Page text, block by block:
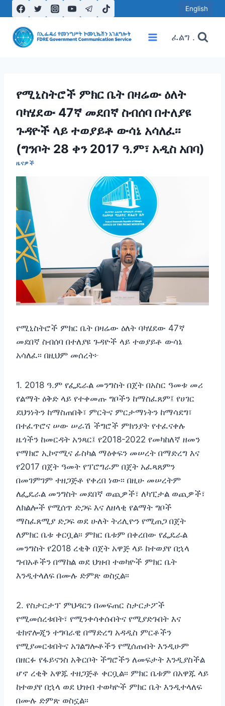
to
content
English
ፈልግ .
የሚኒስትሮች ምክር ቤት በዛሬው ዕለት
ባካሄደው 47ኛ መደበኛ ስብሰባ በተለያዩ
ጉዳዮች ላይ ተወያይቶ ውሳኔ አሳለፈ፡፡
(ግንቦት 28 ቀን 2017 ዓ.ም፣ አዲስ አበባ)
ዜናዎች
የሚኒስትሮች ምክር ቤት በዛሬው ዕለት ባካሄደው 47ኛ
መደበኛ ስብሰባ በተለያዩ ጉዳዮች ላይ ተወያይቶ ውሳኔ
አሳለፈ፡፡ በዚህም መሰረት፦
1. 2018 ዓ.ም የፌዴራል መንግስት በጀት በአስር ዓመቱ መሪ
የልማት ዕቅድ ላይ የተቀመጡ ግቦችን ከማስፈጸም፤ የሀገር
ደህንነትን ከማስጠበቅ፣ ምርትና ምርታማነትን ከማሳደግ፣
በተፈጥሮና ሠው ሠራሽ ችግሮች ምክንያት የተፈናቀሉ
ዜጎችን ከመርዳት አንጻር፤ የ2018-2022 የመካከለኛ ዘመን
የማክሮ ኢኮኖሚና ፊስካል ማዕቀፍን መሠረት በማድረግ እና
የ2017 በጀት ዓመት የፕሮግራም በጀት አፈጻጸምን
በመገምገም ተዘጋጅቶ የቀረበ ነው፡፡ በዚሁ መሠረትም
ለፌዴራል መንግስት መደበኛ ወጪዎች፣ ለካፒታል ወጪዎች፣
ለክልሎች የሚሰጥ ድጋፍ እና ለዘላቂ የልማት ግቦች
ማስፈጸሚያ ድጋፍ ወደ ሁለት ትሪሊዮን የሚጠጋ በጀት
ለምክር ቤቱ ቀርቧል፡፡ ምክር ቤቱም በቀረበው የፌዴራል
መንግስት የ2018 ረቂቅ በጀት አዋጅ ላይ ከተወያየ በኋላ
ግብአቶችን በማከል ወደ ህዝብ ተወካዮች ምክር ቤት
እንዲተላለፍ በሙሉ ድምጽ ወስኗል፡፡
2. የስታርታፕ ምህዳርን በመፍጠር ስታርታፖች
የሚመሰረቱበት፣ የሚንቀሳቀሱበትና የሚያድጉበት እና
ቴክኖሎጂን ተግባራዊ በማድረግ አዳዲስ ምርቶችን
የሚያመርቱበትና አገልግሎቶችን የሚሰጡበት እንዲሁም
በዘርፉ የፋይናንስ አቅርቦት ችግሮችን ለመፍታት እንዲያስችል
ሆኖ ረቂቅ አዋጁ ተዘጋጅቶ ቀርቧል፡፡ ምክር ቤቱም በአዋጁ ላይ
ከተወያየ በኋላ ወደ ህዝብ ተወካዮች ምክር ቤት እንዲተላለፍ
በሙሉ ድምጽ ወስኗል፡፡